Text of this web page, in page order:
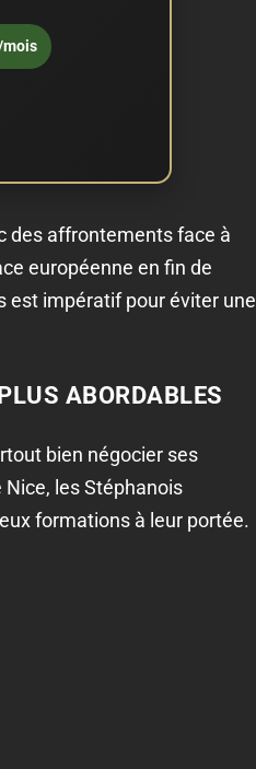
mois
des affrontements face à
européenne en fin de
est impératif pour éviter une
ABORDABLES
bien négocier ses
les Stéphanois
formations à leur portée.